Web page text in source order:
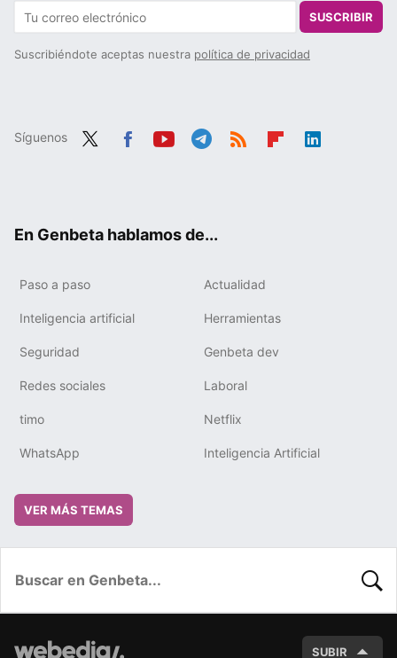
SUSCRIBIR
Suscribiéndote aceptas nuestra política de privacidad
Síguenos
En Genbeta hablamos de...
Paso a paso Actualidad
Inteligencia artificial Herramientas
Seguridad Genbeta dev
Redes sociales Laboral
timo Netflix
WhatsApp Inteligencia Artificial
VER MÁS TEMAS
SUBIR